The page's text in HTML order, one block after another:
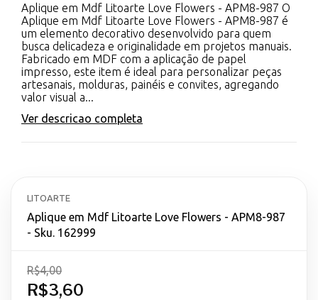
Aplique em Mdf Litoarte Love Flowers - APM8-987 O
Aplique em Mdf Litoarte Love Flowers - APM8-987 é
um elemento decorativo desenvolvido para quem
busca delicadeza e originalidade em projetos manuais.
Fabricado em MDF com a aplicação de papel
impresso, este item é ideal para personalizar peças
artesanais, molduras, painéis e convites, agregando
valor visual a...
Ver descricao completa
LITOARTE
Aplique em Mdf Litoarte Love Flowers - APM8-987
- Sku. 162999
R$3,60
R$4,00